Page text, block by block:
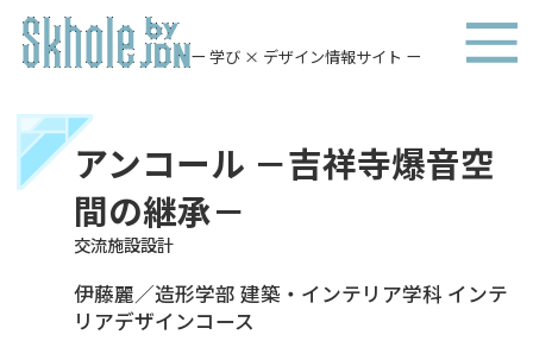
ー 学び × デザイン情報サイト ー
アンコール －吉祥寺爆音空
間の継承－
交流施設設計
伊藤麗／造形学部 建築・インテリア学科 インテ
リアデザインコース